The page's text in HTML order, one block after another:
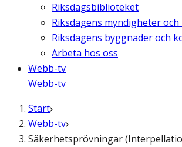
Riksdagsbiblioteket
Riksdagens myndigheter
Riksdagens byggnader och
Arbeta hos oss
Webb-tv
Webb-tv
Start
Webb-tv
Säkerhetsprövningar